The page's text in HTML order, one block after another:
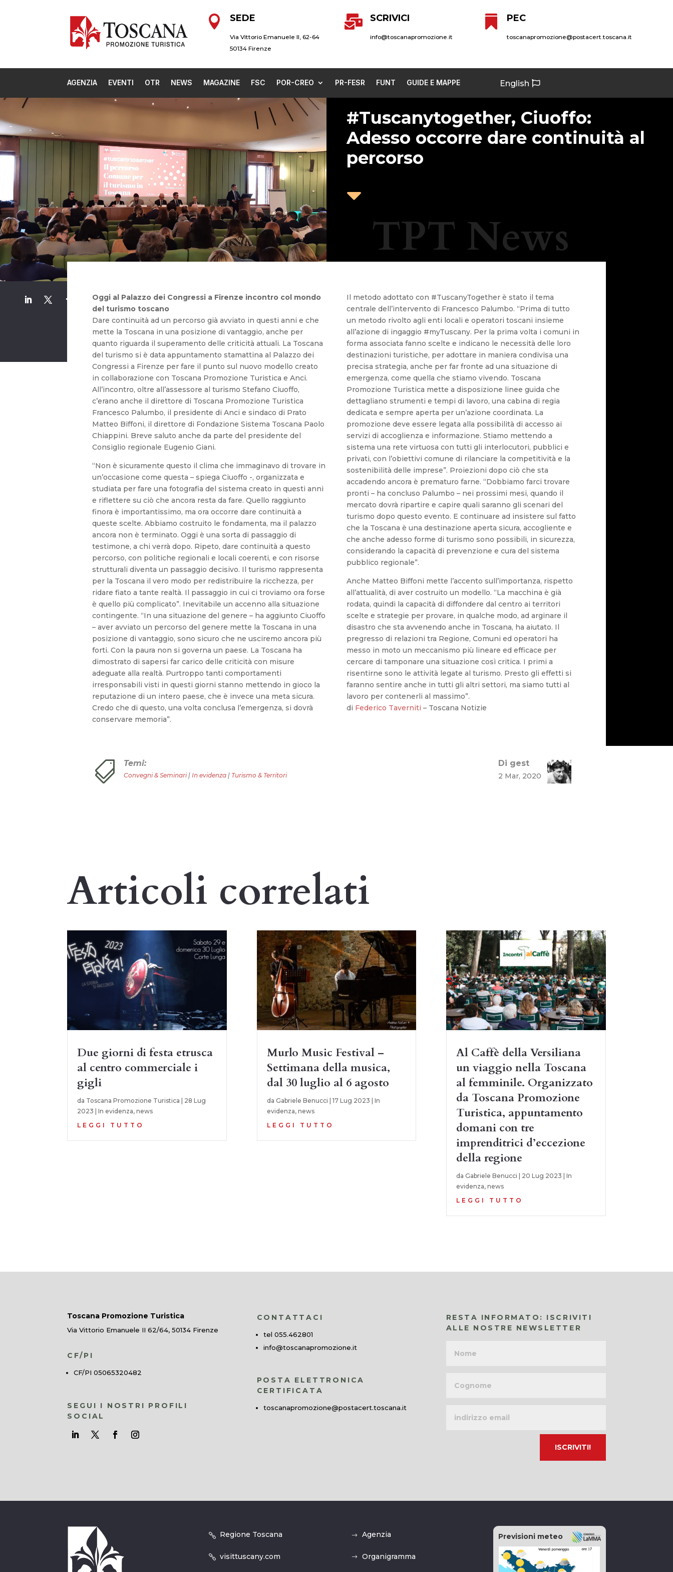
 SEDE
Via Vittorio Emanuele II, 62-64
50134 Firenze
 SCRIVICI
info@toscanapromozione.it
 PEC
toscanapromozione@postacert.toscana.it
AGENZIA EVENTI OTR NEWS MAGAZINE FSC POR-CREO PR-FESR FUNT GUIDE E MAPPE English
TPT News
#Tuscanytogether, Ciuoffo:
Adesso occorre dare continuità al
percorso

Oggi al Palazzo dei Congressi a Firenze incontro col mondo
del turismo toscano
Dare continuità ad un percorso già avviato in questi anni e che
mette la Toscana in una posizione di vantaggio, anche per
quanto riguarda il superamento delle criticità attuali. La Toscana
del turismo si è data appuntamento stamattina al Palazzo dei
Congressi a Firenze per fare il punto sul nuovo modello creato
in collaborazione con Toscana Promozione Turistica e Anci.
All’incontro, oltre all’assessore al turismo Stefano Ciuoffo,
c’erano anche il direttore di Toscana Promozione Turistica
Francesco Palumbo, il presidente di Anci e sindaco di Prato
Matteo Biffoni, il direttore di Fondazione Sistema Toscana Paolo
Chiappini. Breve saluto anche da parte del presidente del
Consiglio regionale Eugenio Giani.
“Non è sicuramente questo il clima che immaginavo di trovare in
un’occasione come questa – spiega Ciuoffo -, organizzata e
studiata per fare una fotografia del sistema creato in questi anni
e riflettere su ciò che ancora resta da fare. Quello raggiunto
finora è importantissimo, ma ora occorre dare continuità a
queste scelte. Abbiamo costruito le fondamenta, ma il palazzo
ancora non è terminato. Oggi è una sorta di passaggio di
testimone, a chi verrà dopo. Ripeto, dare continuità a questo
percorso, con politiche regionali e locali coerenti, e con risorse
strutturali diventa un passaggio decisivo. Il turismo rappresenta
per la Toscana il vero modo per redistribuire la ricchezza, per
ridare fiato a tante realtà. Il passaggio in cui ci troviamo ora forse
è quello più complicato”. Inevitabile un accenno alla situazione
contingente. “In una situazione del genere – ha aggiunto Ciuoffo
– aver avviato un percorso del genere mette la Toscana in una
posizione di vantaggio, sono sicuro che ne usciremo ancora più
forti. Con la paura non si governa un paese. La Toscana ha
dimostrato di sapersi far carico delle criticità con misure
adeguate alla realtà. Purtroppo tanti comportamenti
irresponsabili visti in questi giorni stanno mettendo in gioco la
reputazione di un intero paese, che è invece una meta sicura.
Credo che di questo, una volta conclusa l’emergenza, si dovrà
conservare memoria”.
Il metodo adottato con #TuscanyTogether è stato il tema
centrale dell’intervento di Francesco Palumbo. “Prima di tutto
un metodo rivolto agli enti locali e operatori toscani insieme
all’azione di ingaggio #myTuscany. Per la prima volta i comuni in
forma associata fanno scelte e indicano le necessità delle loro
destinazioni turistiche, per adottare in maniera condivisa una
precisa strategia, anche per far fronte ad una situazione di
emergenza, come quella che stiamo vivendo. Toscana
Promozione Turistica mette a disposizione linee guida che
dettagliano strumenti e tempi di lavoro, una cabina di regia
dedicata e sempre aperta per un’azione coordinata. La
promozione deve essere legata alla possibilità di accesso ai
servizi di accoglienza e informazione. Stiamo mettendo a
sistema una rete virtuosa con tutti gli interlocutori, pubblici e
privati, con l’obiettivi comune di rilanciare la competitività e la
sostenibilità delle imprese”. Proiezioni dopo ciò che sta
accadendo ancora è prematuro farne. “Dobbiamo farci trovare
pronti – ha concluso Palumbo – nei prossimi mesi, quando il
mercato dovrà ripartire e capire quali saranno gli scenari del
turismo dopo questo evento. E continuare ad insistere sul fatto
che la Toscana è una destinazione aperta sicura, accogliente e
che anche adesso forme di turismo sono possibili, in sicurezza,
considerando la capacità di prevenzione e cura del sistema
pubblico regionale”.
Anche Matteo Biffoni mette l’accento sull’importanza, rispetto
all’attualità, di aver costruito un modello. “La macchina è già
rodata, quindi la capacità di diffondere dal centro ai territori
scelte e strategie per provare, in qualche modo, ad arginare il
disastro che sta avvenendo anche in Toscana, ha aiutato. Il
pregresso di relazioni tra Regione, Comuni ed operatori ha
messo in moto un meccanismo più lineare ed efficace per
cercare di tamponare una situazione così critica. I primi a
risentirne sono le attività legate al turismo. Presto gli effetti si
faranno sentire anche in tutti gli altri settori, ma siamo tutti al
lavoro per contenerli al massimo”.
di Federico Taverniti – Toscana Notizie
 Temi:
Convegni & Seminari| In evidenza | Turismo & Territori
Di gest
2 Mar, 2020
Articoli correlati
Due giorni di festa etrusca
al centro commerciale i
gigli
da Toscana Promozione Turistica
28 Lug
2023 |In evidenza,news
LEGGI TUTTO
Murlo Music Festival –
Settimana della musica,
dal 30 luglio al 6 agosto
da Gabriele Benucci 17 Lug 2023
In
evidenza, news
LEGGI TUTTO
Al Caffè della Versiliana
un viaggio nella Toscana
al femminile. Organizzato
da Toscana Promozione
Turistica, appuntamento
domani con tre
imprenditrici d’eccezione
della regione
da Gabriele Benucci 20 Lug 2023
In
evidenza, news
LEGGI TUTTO
Toscana Promozione Turistica
Via Vittorio Emanuele II 62/64, 50134 Firenze
CF/PI
CF/PI 05065320482
SEGUI I NOSTRI PROFILI
SOCIAL
CONTATTACI
tel 055.462801
info@toscanapromozione.it
POSTA ELETTRONICA
CERTIFICATA
toscanapromozione@postacert.toscana.it
RESTA INFORMATO: ISCRIVITI
ALLE NOSTRE NEWSLETTER
email
Regione Toscana
visittuscany.com
Agenzia
Organigramma
Previsioni meteo